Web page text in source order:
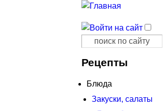
Форма поиска
Поиск
Рецепты
Блюда
Закуски, салаты